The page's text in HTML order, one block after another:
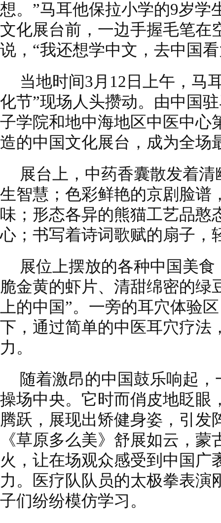
想。”马耳他保拉小学的9岁学
文化展台前，一边手握毛笔在
说，“我还想学中文，去中国
当地时间3月12日上午，马
化节”现场人头攒动。由中国
子学院和地中海地区中医中心
造的中国文化展台，成为全场
展台上，中药香囊散发着
生智慧；色彩鲜艳的京剧脸谱
味；形态各异的熊猫工艺品憨
心；书写着诗词歌赋的扇子
展位上摆放的各种中国美
脆金黄的虾片、清甜绵密的绿
上的中国”。一旁的耳穴体验
下，通过简单的中医耳穴疗法
力。
随着激昂的中国鼓乐响起
操场中央。它时而俏皮地眨眼
腾跃，展现出矫健身姿，引发
《草原多么美》舒展如云，
火，让在场观众感受到中国广
力。医疗队队员的太极拳表演
子们纷纷模仿学习。